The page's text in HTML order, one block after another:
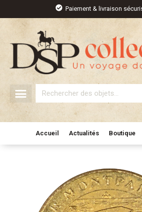
contenu
Paiement & livraison
Rechercher
Accueil Actualités Boutique